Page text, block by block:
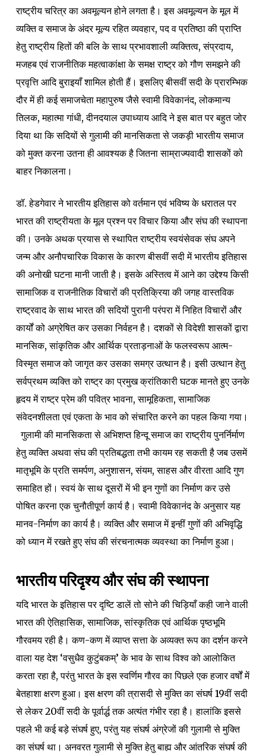
राष्ट्रीय चरित्र का अवमूल्यन होने लगता है। इस अवमूल्यन के मूल में
व्यक्ति व समाज के अंदर मूल्य रहित व्यवहार, पद व प्रतिष्ठा की प्राप्ति
हेतु राष्ट्रीय हितों की बलि के साथ प्रभावशाली व्यक्तित्व, संप्रदाय,
मजहब एवं राजनीतिक महत्वाकांक्षा के समक्ष राष्ट्र को गौण समझने की
प्रवृत्ति आदि बुराइयाँ शामिल होती हैं। इसलिए बीसवीं सदी के प्रारम्भिक
दौर में ही कई समाजचेता महापुरुष जैसे स्वामी विवेकानंद, लोकमान्य
तिलक, महात्मा गांधी, दीनदयाल उपाध्याय आदि ने इस बात पर बहुत जोर
दिया था कि सदियों से गुलामी की मानसिकता से जकड़ी भारतीय समाज
को मुक्त करना उतना ही आवश्यक है जितना साम्राज्यवादी शासकों को
बाहर निकालना।
डॉ. हेडगेवार ने भारतीय इतिहास को वर्तमान एवं भविष्य के धरातल पर
भारत की राष्ट्रीयता के मूल प्रश्न पर विचार किया और संघ की स्थापना
की। उनके अथक प्रयास से स्थापित राष्ट्रीय स्वयंसेवक संघ अपने
जन्म और अनौपचारिक विकास के कारण बीसवीं सदी में भारतीय इतिहास
की अनोखी घटना मानी जाती है। इसके अस्तित्व में आने का उद्देश्य किसी
सामाजिक व राजनीतिक विचारों की प्रतिक्रिया की जगह वास्तविक
राष्ट्रवाद के साथ भारत की सदियों पुरानी परंपरा में निहित विचारों और
कार्यों को अग्रेषित कर उसका निर्वहन है। दशकों से विदेशी शासकों द्वारा
मानसिक, सांकृतिक और आर्थिक प्रताड़नाओं के फलस्वरूप आत्म-
विस्मृत समाज को जागृत कर उसका समग्र उत्थान है। इसी उत्थान हेतु
सर्वप्रथम व्यक्ति को राष्ट्र का प्रमुख क्रांतिकारी घटक मानते हुए उनके
हृदय में राष्ट्र प्रेम की पवित्र भावना, सामूहिकता, सामाजिक
संवेदनशीलता एवं एकता के भाव को संचारित करने का पहल किया गया।
गुलामी की मानसिकता से अभिशप्त हिन्दू समाज का राष्ट्रीय पुनर्निर्माण
हेतु व्यक्ति अथवा संघ की प्रतिबद्धता तभी कायम रह सकती है जब उसमें
मातृभूमि के प्रति समर्पण, अनुशासन, संयम, साहस और वीरता आदि गुण
समाहित हों। स्वयं के साथ दूसरों में भी इन गुणों का निर्माण कर उसे
पोषित करना एक चुनौतीपूर्ण कार्य है। स्वामी विवेकानंद के अनुसार यह
मानव-निर्माण का कार्य है। व्यक्ति और समाज में इन्हीं गुणों की अभिवृद्धि
को ध्यान में रखते हुए संघ की संरचनात्मक व्यवस्था का निर्माण हुआ।
भारतीय परिदृश्य और संघ की स्थापना
यदि भारत के इतिहास पर दृष्टि डालें तो सोने की चिड़ियाँ कही जाने वाली
भारत की ऐतिहासिक, सामाजिक, सांस्कृतिक एवं आर्थिक पृष्ठभूमि
गौरवमय रही है। कण-कण में व्याप्त सत्ता के अव्यक्त रूप का दर्शन करने
वाला यह देश ‘वसुधैव कुटुंबकम्’ के भाव के साथ विश्व को आलोकित
करता रहा है, परंतु भारत के इस स्वर्णिम गौरव का पिछले एक हजार वर्षों में
बेतहाशा क्षरण हुआ। इस क्षरण की त्रासदी से मुक्ति का संघर्ष 19वीं सदी
से लेकर 20वीं सदी के पूर्वार्द्ध तक अत्यंत गंभीर रहा है। हालांकि इससे
पहले भी कई बड़े संघर्ष हुए, परंतु यह संघर्ष अंग्रेजों की गुलामी से मुक्ति
का संघर्ष था। अनवरत गुलामी से मुक्ति हेतु बाह्य और आंतरिक संघर्ष की